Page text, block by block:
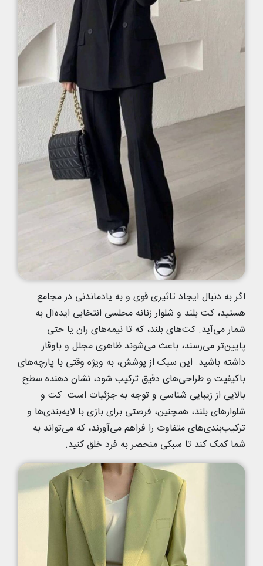
اگر به دنبال ایجاد تاثیری قوی و به یادماندنی در مجامع
هستید، کت بلند و شلوار زنانه مجلسی انتخابی ایده‌آل به
شمار می‌آید. کت‌های بلند، که تا نیمه‌های ران یا حتی
پایین‌تر می‌رسند، باعث می‌شوند ظاهری مجلل و باوقار
داشته باشید. این سبک از پوشش، به ویژه وقتی با پارچه‌های
باکیفیت و طراحی‌های دقیق ترکیب شود، نشان دهنده سطح
بالایی از زیبایی شناسی و توجه به جزئیات است. کت و
شلوارهای بلند، همچنین، فرصتی برای بازی با لایه‌بندی‌ها و
ترکیب‌بندی‌های متفاوت را فراهم می‌آورند، که می‌تواند به
شما کمک کند تا سبکی منحصر به فرد خلق کنید.